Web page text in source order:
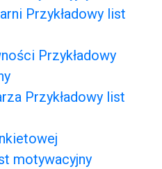
Przykładowy list
Przykładowy
Przykładowy list
motywacyjny